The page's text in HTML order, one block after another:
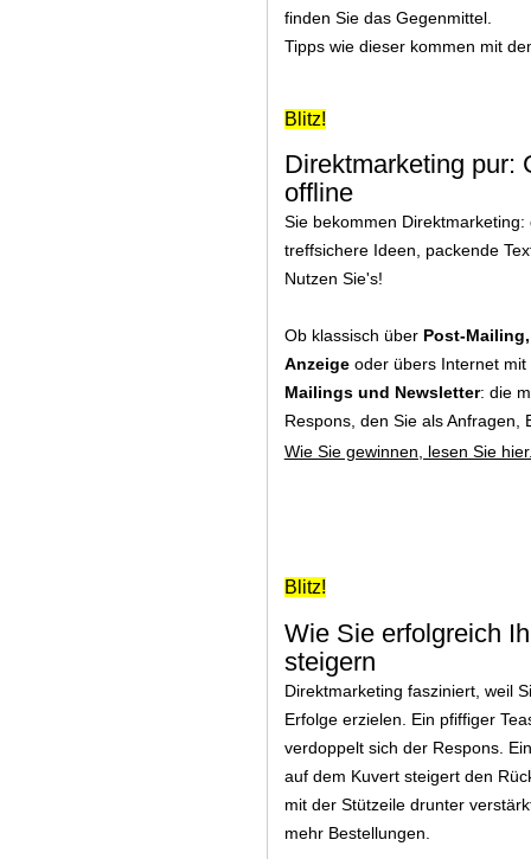
finden Sie das Gegenmittel.
Tipps wie dieser kommen mit
Blitz!
Direktmarketing pur:
offline
Sie bekommen
treffsichere Ideen, packende
Nutzen Sie's!
Ob klassisch über Post-
Anzeigeoder übers Internet mit
Mailings und Newsletter: die
Respons, den Sie als Anfragen,
Wie Sie gewinnen, lesen Sie
Blitz!
Wie Sie erfolgreich
steigern
Direktmarketing fasziniert, weil
Erfolge erzielen. Ein pfiffiger
verdoppelt sich der Respons.
auf dem Kuvert steigert den
mit der Stützeile drunter
mehr Bestellungen.